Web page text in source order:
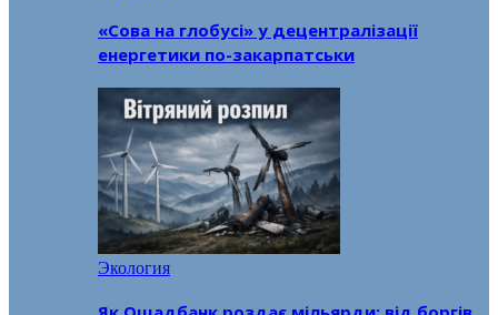
«Сова на глобусі» у децентралізації
енергетики по-закарпатськи
Экология